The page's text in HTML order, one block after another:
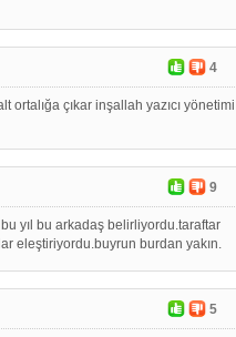
4
çıkar inşallah yazıcı yönetimi
9
yıl bu arkadaş belirliyordu.taraftar
eleştiriyordu.buyrun burdan yakın.
5